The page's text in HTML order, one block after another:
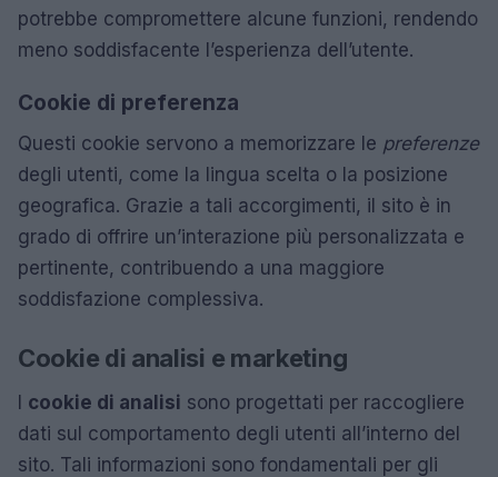
potrebbe compromettere alcune funzioni, rendendo
meno soddisfacente l’esperienza dell’utente.
Cookie di preferenza
Questi cookie servono a memorizzare le preferenze
degli utenti, come la lingua scelta o la posizione
geografica. Grazie a tali accorgimenti, il sito è in
grado di offrire un’interazione più personalizzata e
pertinente, contribuendo a una maggiore
soddisfazione complessiva.
Cookie di analisi e marketing
I cookie di analisi sono progettati per raccogliere
dati sul comportamento degli utenti all’interno del
sito. Tali informazioni sono fondamentali per gli